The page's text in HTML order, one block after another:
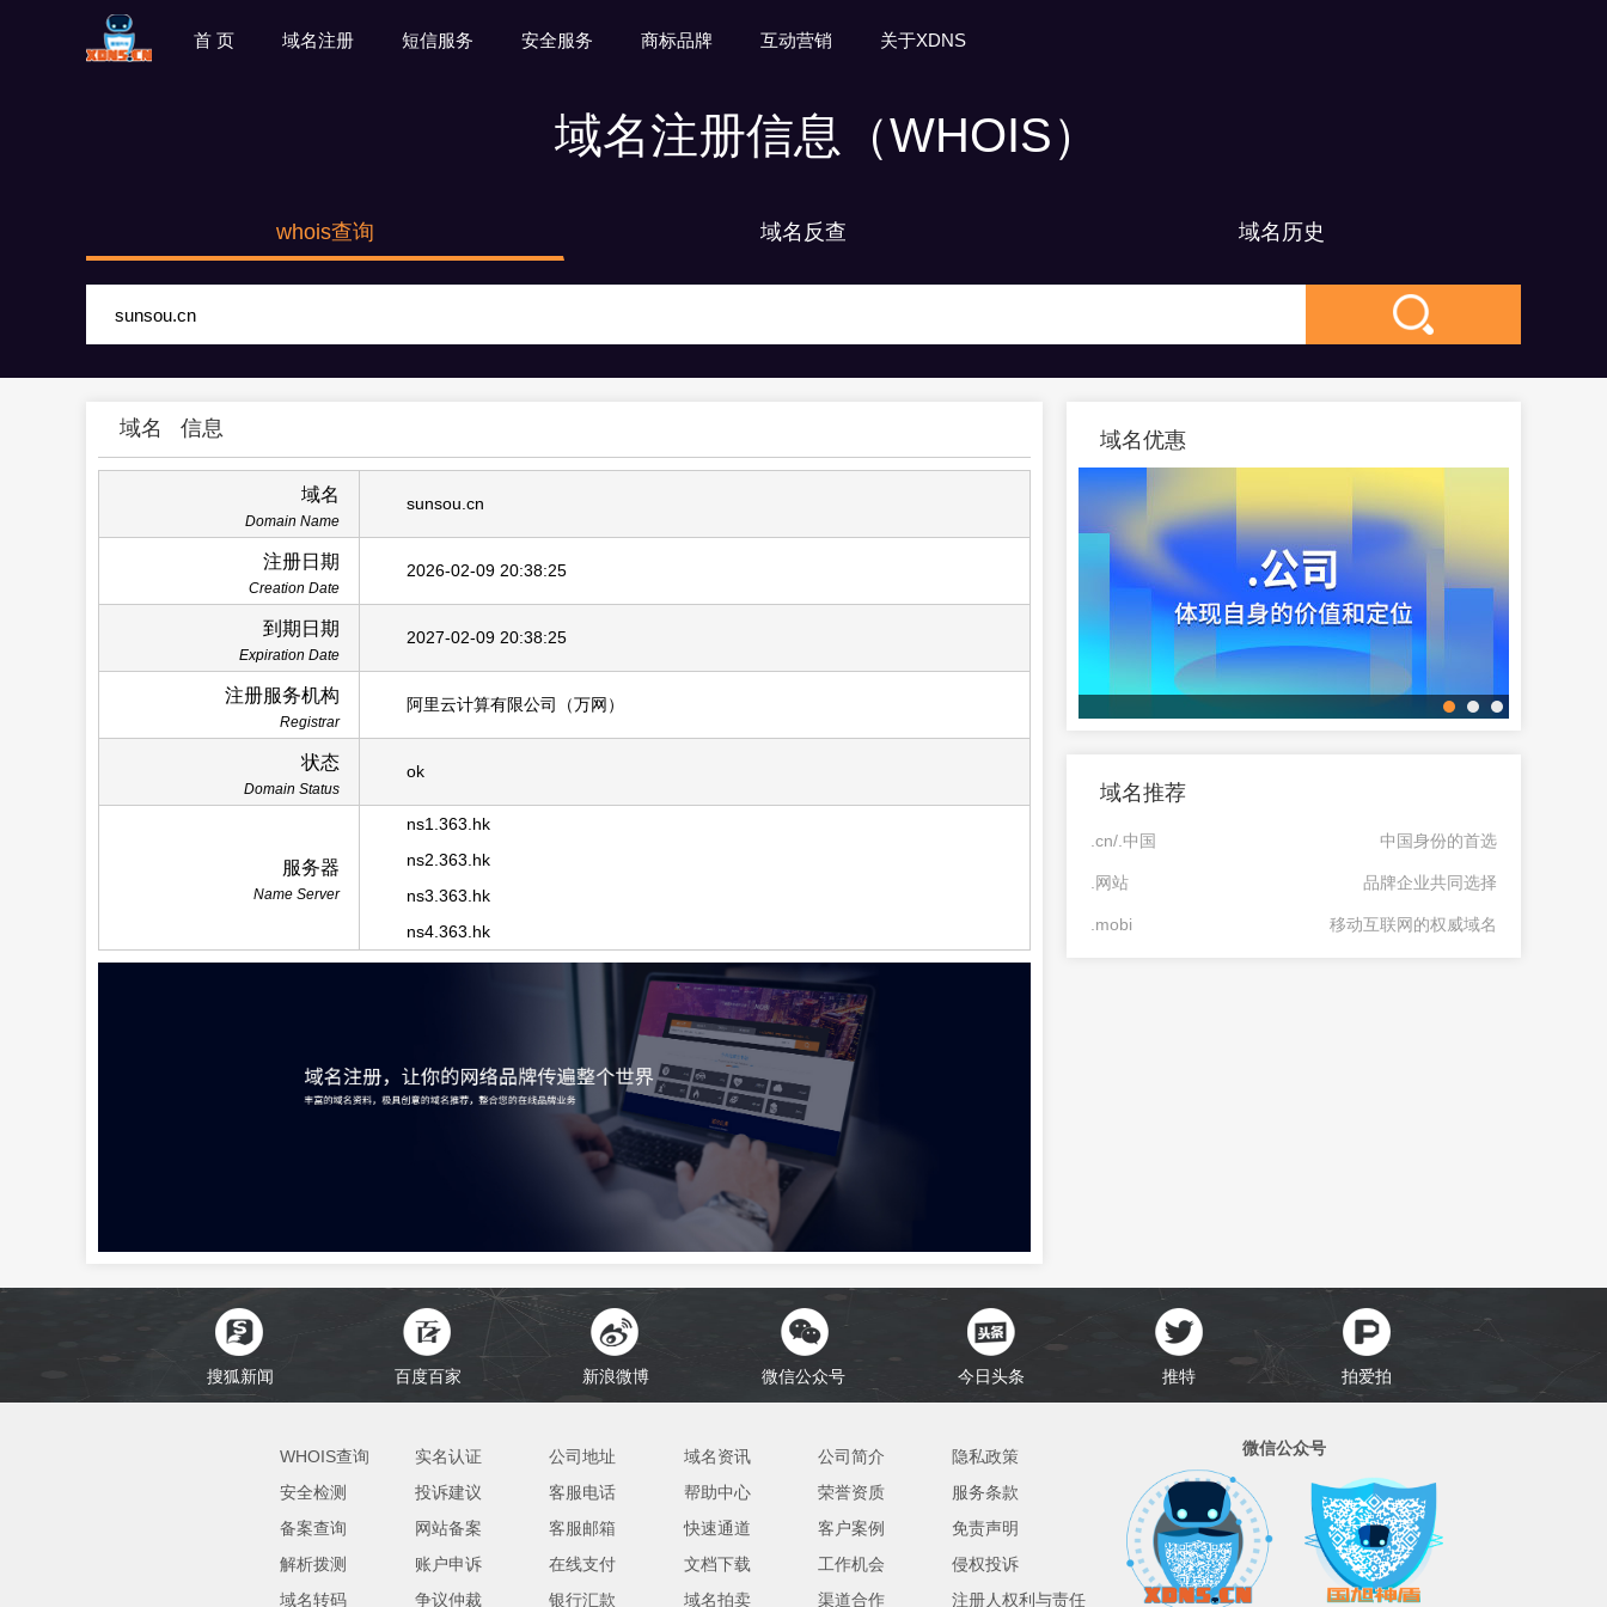
首 页 域名注册 短信服务 安全服务 商标品牌 互动营销 关于XDNS
域名注册信息（WHOIS）
whois查询 域名反查 域名历史
域名 信息
域名
Domain Name
sunsou.cn
注册日期
Creation Date
2026-02-09 20:38:25
到期日期
Expiration Date
2027-02-09 20:38:25
注册服务机构
Registrar
阿里云计算有限公司（万网）
状态
Domain Status
ok
服务器
Name Server
ns1.363.hk
ns2.363.hk
ns3.363.hk
ns4.363.hk
域名优惠
域名推荐
.cn/.中国 中国身份的首选
.网站 品牌企业共同选择
.mobi 移动互联网的权威域名
搜狐新闻 百度百家 新浪微博 微信公众号 今日头条 推特 拍爱拍
WHOIS查询
安全检测
备案查询
解析拨测
域名转码
实名认证
投诉建议
网站备案
账户申诉
争议仲裁
公司地址
客服电话
客服邮箱
在线支付
银行汇款
域名资讯
帮助中心
快速通道
文档下载
域名拍卖
公司简介
荣誉资质
客户案例
工作机会
渠道合作
隐私政策
服务条款
免责声明
侵权投诉
注册人权利与责任
微信公众号